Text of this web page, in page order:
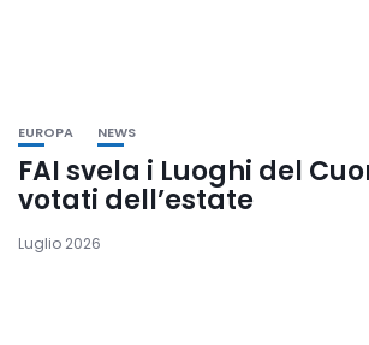
EUROPA NEWS
FAI svela i Luoghi del
votati dell’estate
Luglio 2026